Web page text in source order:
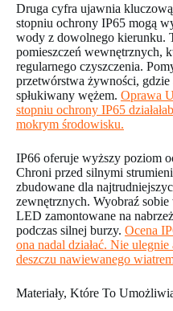
Druga cyfra ujawnia
stopniu ochrony IP65 mogą
wody z dowolnego kierunku.
pomieszczeń wewnętrznych,
regularnego czyszczenia.
przetwórstwa żywności, gdzie
spłukiwany wężem. Oprawa
stopniu ochrony IP65
mokrym środowisku.
IP66 oferuje wyższy poziom
Chroni przed silnymi
zbudowane dla
zewnętrznych. Wyobraź
LED zamontowane na
podczas silnej burzy. Ocena
ona nadal działać. Nie
deszczu nawiewanego
Materiały, Które To